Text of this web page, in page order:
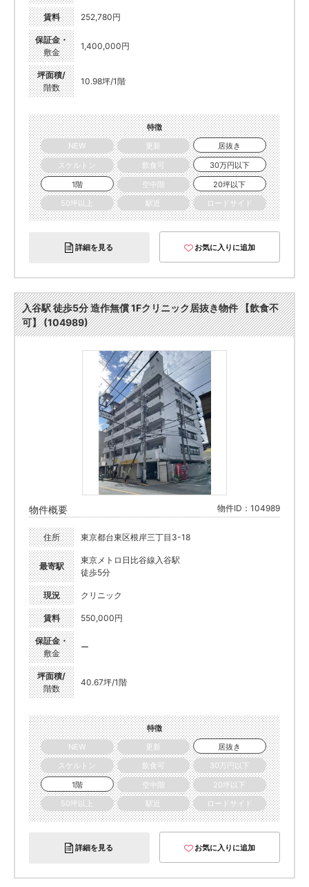
賃料 252,780円
保証金・
敷金
1,400,000円
坪面積/
階数
10.98坪/1階
特徴
NEW
更新
居抜き
スケルトン
飲食可
30万円以下
1階
空中階
20坪以下
50坪以上
駅近 ロードサイド
詳細を見る お気に入りに追加
入谷駅 徒歩5分 造作無償 1Fクリニック居抜き物件 【飲食不
可】 (104989)
物件概要 物件ID：104989
住所 東京都台東区根岸三丁目3-18
最寄駅
東京メトロ日比谷線入谷駅
徒歩5分
現況 クリニック
賃料 550,000円
保証金・
敷金
ー
坪面積/
階数
40.67坪/1階
特徴
NEW
更新
居抜き
スケルトン
飲食可
30万円以下
1階
空中階
20坪以下
50坪以上
駅近 ロードサイド
詳細を見る お気に入りに追加